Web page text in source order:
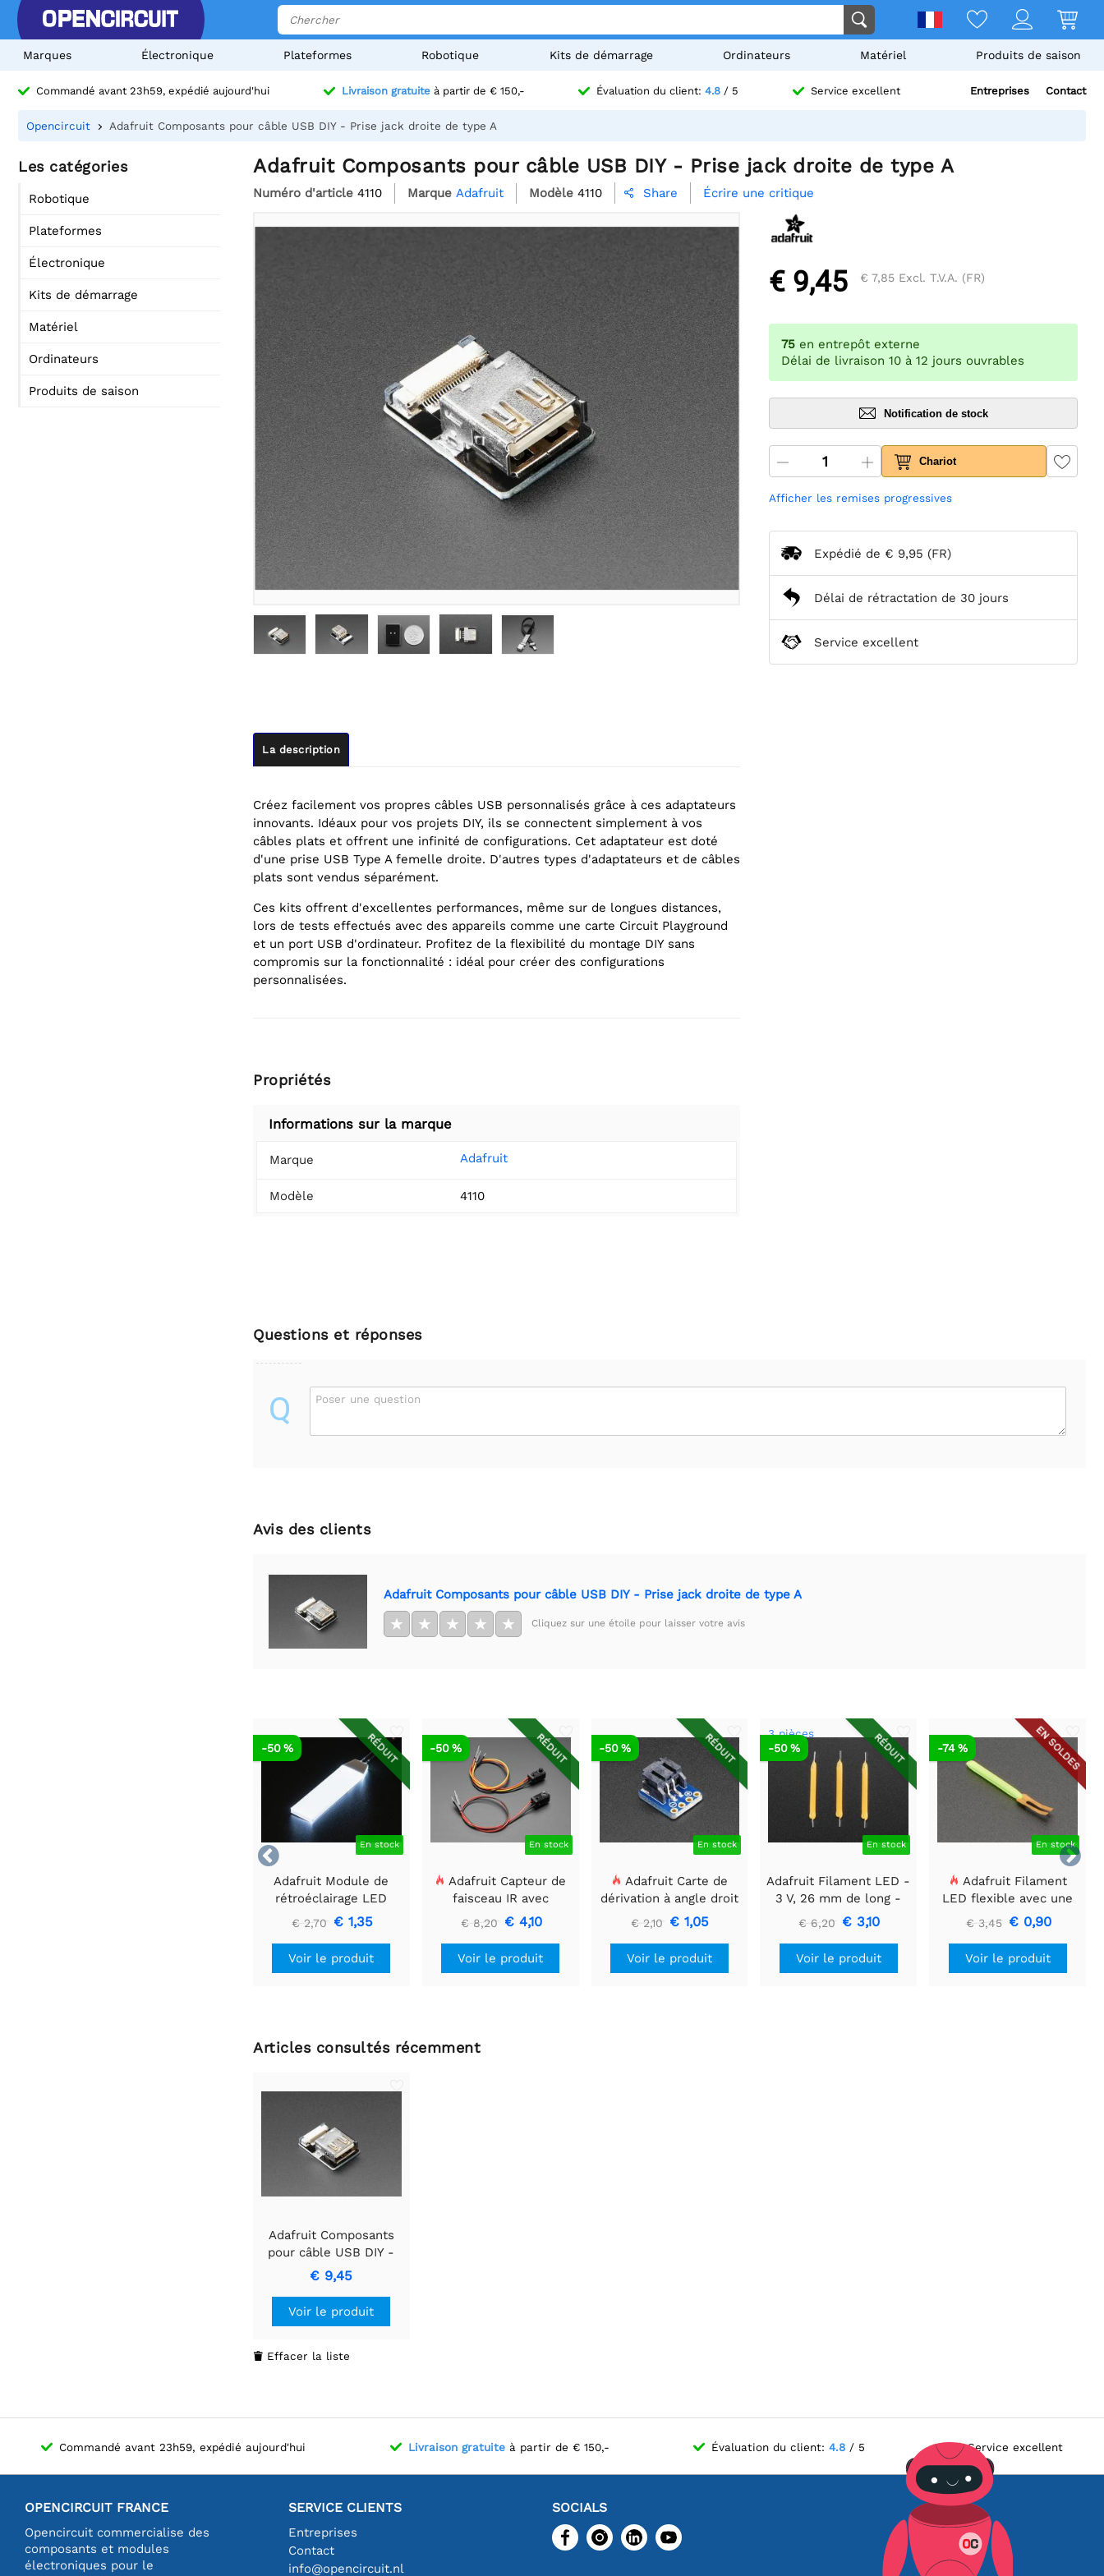
Marques Électronique Plateformes Robotique Kits de démarrage Ordinateurs Matériel Produits de saison
Commandé avant 23h59, expédié aujourd'hui Livraison gratuiteà partir de € 150,- Évaluation du client: 4.8 / 5 Service excellent Entreprises Contact
Opencircuit Adafruit Composants pour câble USB DIY - Prise jack droite de type A
Les catégories
Robotique
Plateformes
Électronique
Kits de démarrage
Matériel
Ordinateurs
Produits de saison
Adafruit Composants pour câble USB DIY - Prise jack droite de type A
Numéro d'article 4110 Marque Adafruit Modèle 4110  Share Écrire une critique
La description
Créez facilement vos propres câbles USB personnalisés grâce à ces adaptateurs
innovants. Idéaux pour vos projets DIY, ils se connectent simplement à vos
câbles plats et offrent une infinité de configurations. Cet adaptateur est doté
d'une prise USB Type A femelle droite. D'autres types d'adaptateurs et de câbles
plats sont vendus séparément.
Ces kits offrent d'excellentes performances, même sur de longues distances,
lors de tests effectués avec des appareils comme une carte Circuit Playground
et un port USB d'ordinateur. Profitez de la flexibilité du montage DIY sans
compromis sur la fonctionnalité : idéal pour créer des configurations
personnalisées.
Propriétés
Informations sur la marque
Marque Adafruit
Modèle 4110
€ 9,45 € 7,85 Excl. T.V.A. (FR)
75 en entrepôt externe
Délai de livraison 10 à 12 jours ouvrables
Notification de stock
Chariot
Afficher les remises progressives
Expédié de € 9,95 (FR)
Délai de rétractation de 30 jours
Service excellent
Questions et réponses
Q Poser une question
Avis des clients
Adafruit Composants pour câble USB DIY - Prise jack droite de type A
★ ★ ★ ★ ★ Cliquez sur une étoile pour laisser votre avis


RÉDUIT
En stock
-50 %
Adafruit Module de
rétroéclairage LED
blanc - Petit 12 mm x
40 mm
€ 2,70 € 1,35
Voir le produit
RÉDUIT
En stock
-50 %
Adafruit Capteur de
faisceau IR avec
embouts de câble de
qualité supérieure -
LED 5 mm
€ 8,20 € 4,10
Voir le produit
RÉDUIT
En stock
-50 %
Adafruit Carte de
dérivation à angle droit
CMS à 2 broches JST-
€ 2,10 € 1,05
Voir le produit
RÉDUIT
3 pièces
En stock
-50 %
Adafruit Filament LED -
3 V, 26 mm de long -
Blanc chaud (lot de 3)
€ 6,20 € 3,10
Voir le produit
EN SOLDES
En stock
-74 %
Adafruit Filament
LED flexible avec une
seule connexion - 3V 25
mm de long - Vert
€ 3,45 € 0,90
Voir le produit
Articles consultés récemment
Adafruit Composants
pour câble USB DIY -
Prise jack droite de type
A
€ 9,45
Voir le produit
 Effacer la liste
Commandé avant 23h59, expédié aujourd'hui Livraison gratuiteà partir de € 150,- Évaluation du client:4.8 / 5 Service excellent
OPENCIRCUIT FRANCE
Opencircuit commercialise des
composants et modules
électroniques pour le
SERVICE CLIENTS
Entreprises
Contact
info@opencircuit.nl
SOCIALS